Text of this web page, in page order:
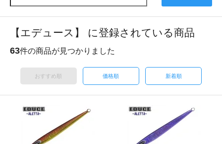
【エデュース】 に登録されている商品
63件の商品が見つかりました
おすすめ順 価格順 新着順